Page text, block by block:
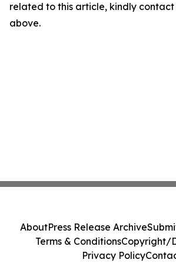
related to this article, kindly
above.
AboutPress Release Archive
Terms & ConditionsCopyright/
Privacy Policy